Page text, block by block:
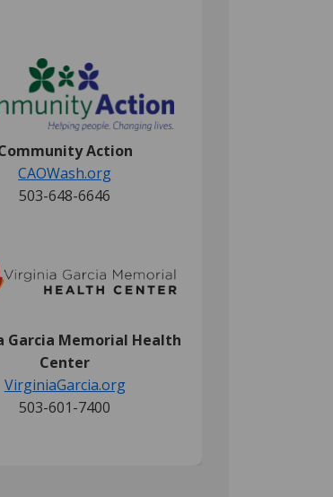
link)
Action
CAOWash.org(External link)
503-648-6646
(External link)
Garcia Memorial Health
Center
VirginiaGarcia.org
503-601-7400